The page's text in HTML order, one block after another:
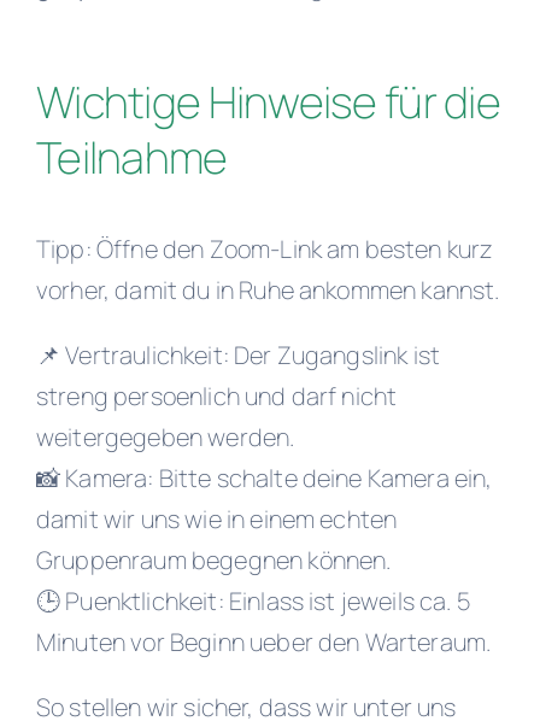
Wichtige Hinweise für die
Teilnahme
Tipp: Öffne den Zoom-Link am besten kurz
vorher, damit du in Ruhe ankommen kannst.
📌 Vertraulichkeit: Der Zugangslink ist
streng persoenlich und darf nicht
weitergegeben werden.
📸 Kamera: Bitte schalte deine Kamera ein,
damit wir uns wie in einem echten
Gruppenraum begegnen können.
🕒 Puenktlichkeit: Einlass ist jeweils ca. 5
Minuten vor Beginn ueber den Warteraum.
So stellen wir sicher, dass wir unter uns